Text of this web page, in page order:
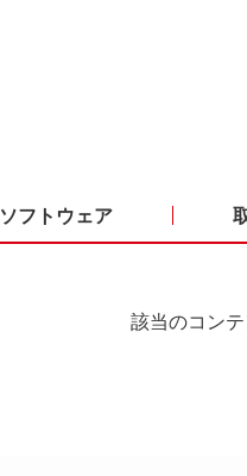
ソフトウェア
該当のコン